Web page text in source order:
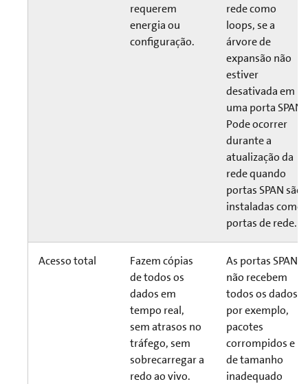
requerem
energia ou
configuração.
rede como
loops, se a
árvore de
expansão não
estiver
desativada em
uma porta SPAN.
Pode ocorrer
durante a
atualização da
rede quando
portas SPAN são
instaladas como
portas de rede.
Acesso total
Fazem cópias
de todos os
dados em
tempo real,
sem atrasos no
tráfego, sem
sobrecarregar a
redo ao vivo.
As portas SPAN
não recebem
todos os dados;
por exemplo,
pacotes
corrompidos e
de tamanho
inadequado